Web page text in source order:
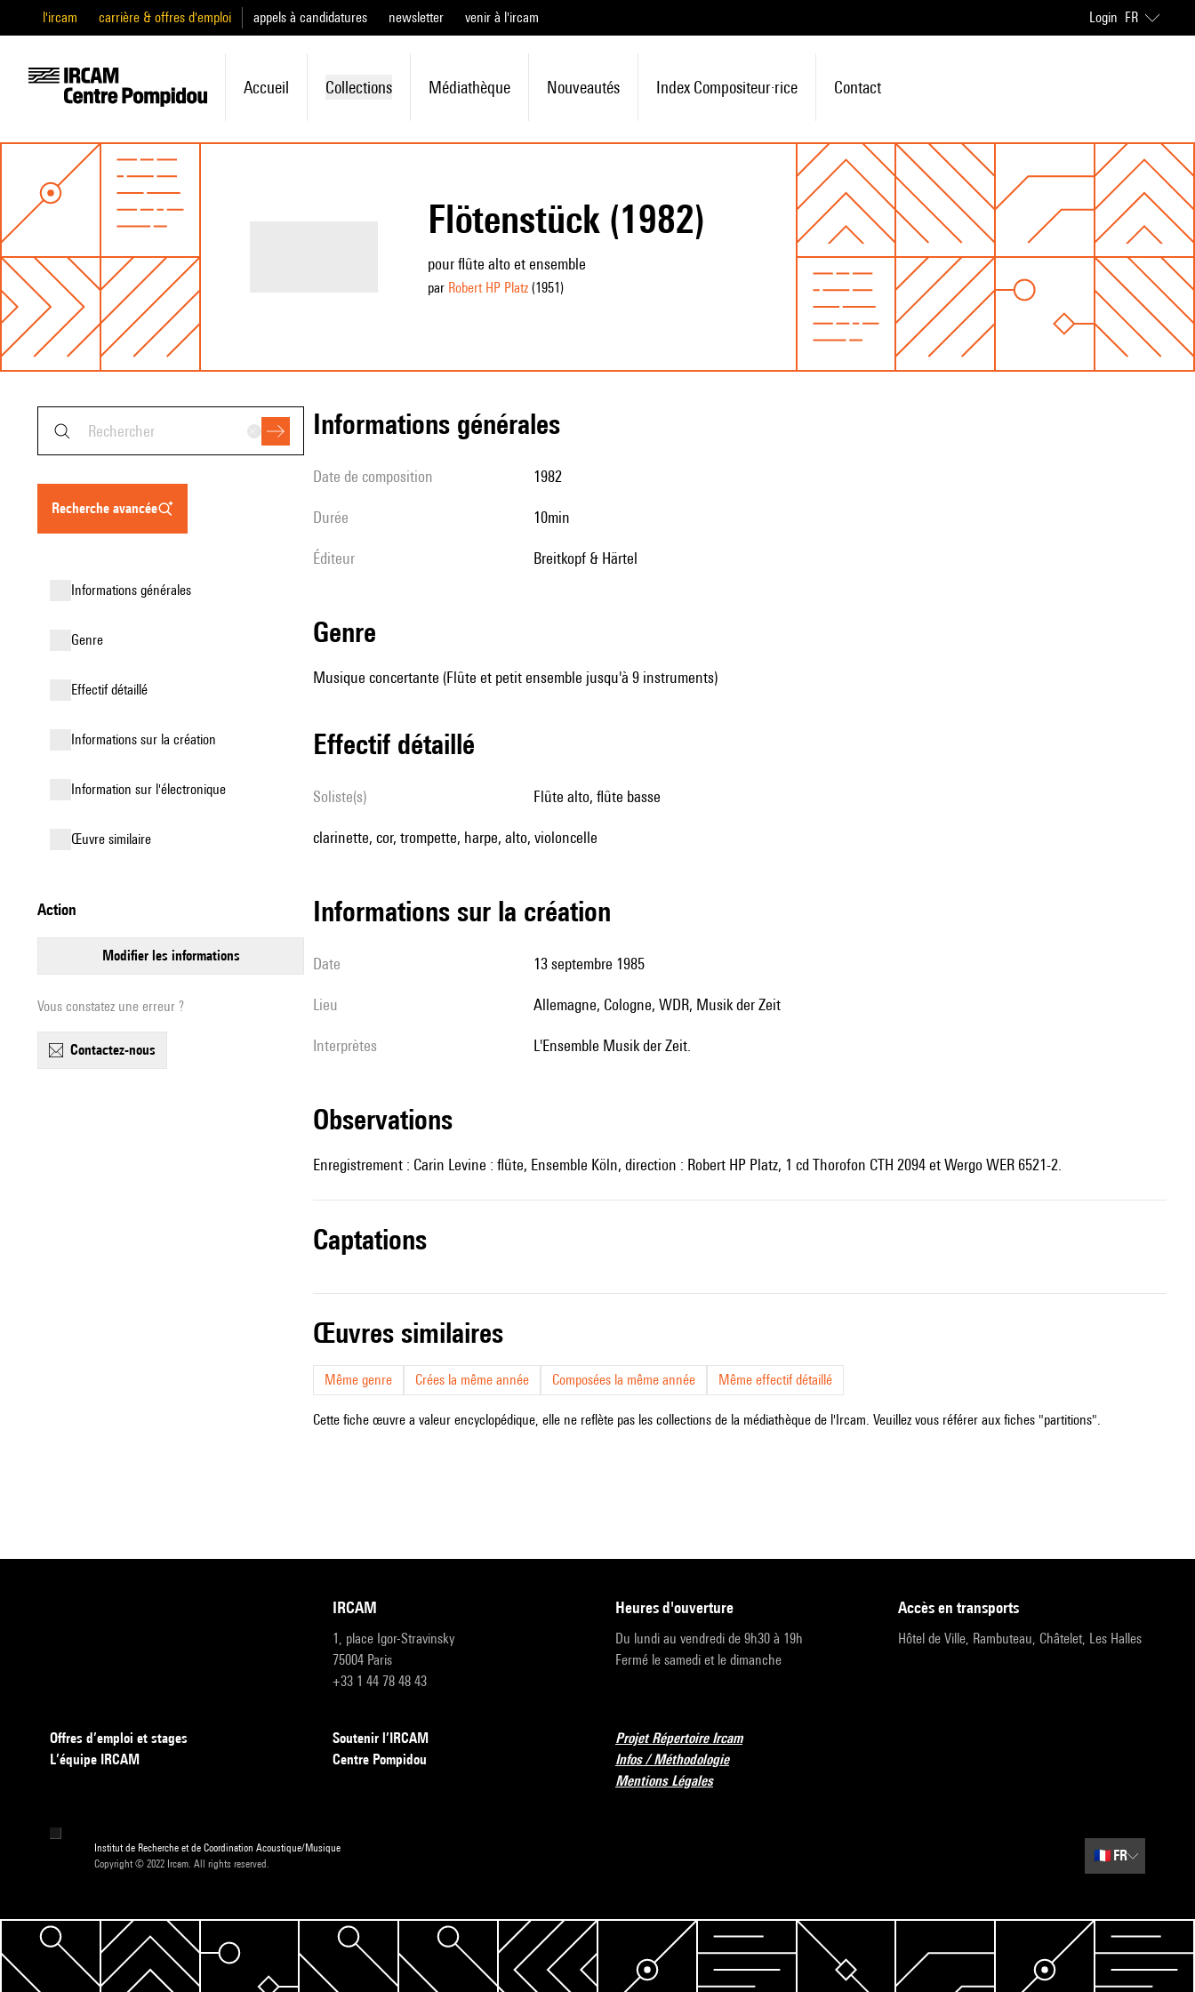
l'ircam carrière & offres d'emploi appels à candidatures newsletter venir à l'ircam Login FR
Accueil Collections Médiathèque Nouveautés Index Compositeur·rice Contact
Flötenstück (1982)
pour flûte alto et ensemble
par Robert HP Platz(1951)
recherche avancée
informations générales
genre
effectif détaillé
informations sur la création
Information sur l'électronique
œuvre similaire
action
modifier les informations
Vous constatez une erreur ?
contactez-nous
informations générales
date de composition 1982
durée 10min
éditeur Breitkopf & Härtel
genre
Musique concertante (Flûte et petit ensemble jusqu'à 9 instruments)
effectif détaillé
Soliste(s) flûte alto, flûte basse
clarinette, cor, trompette, harpe, alto, violoncelle
informations sur la création
date 13 septembre 1985
lieu Allemagne, Cologne, WDR, Musik der Zeit
interprètes l'Ensemble Musik der Zeit.
observations
Enregistrement : Carin Levine : flûte, Ensemble Köln, direction : Robert HP Platz, 1 cd Thorofon CTH 2094 et Wergo WER 6521-2.
captations
œuvres similaires
Même genre Crées la même année Composées la même année Même effectif détaillé
Cette fiche œuvre a valeur encyclopédique, elle ne reflète pas les collections de la médiathèque de l'Ircam. Veuillez vous référer aux fiches "partitions".
IRCAM
1, place Igor-Stravinsky
75004 Paris
+33 1 44 78 48 43
heures d'ouverture
Du lundi au vendredi de 9h30 à 19h
Fermé le samedi et le dimanche
accès en transports
Hôtel de Ville, Rambuteau, Châtelet, Les Halles
Offres d’emploi et stages
L’équipe IRCAM
Soutenir l’IRCAM
Centre Pompidou
Projet Répertoire Ircam
Infos / Méthodologie
Mentions Légales
Institut de Recherche et de Coordination Acoustique/Musique
Copyright © 2022 Ircam. All rights reserved.
🇫🇷 FR